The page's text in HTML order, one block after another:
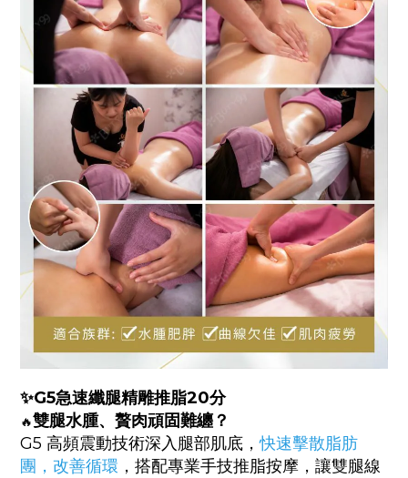
✨G5急速纖腿精雕推脂20分
🔥雙腿水腫、贅肉頑固難纏？
G5 高頻震動技術深入腿部肌底，快速擊散脂肪
團，改善循環 ，搭配專業手技推脂按摩，讓雙腿線